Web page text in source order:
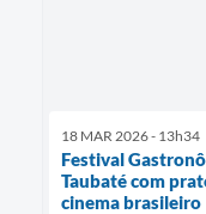
18 MAR 2026 - 13h34
Festival
Taubaté com
cinema brasileiro